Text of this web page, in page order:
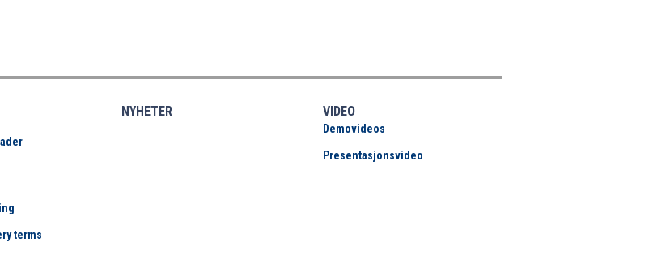
terms
NYHETER VIDEO
Demovideos
Presentasjonsvideo